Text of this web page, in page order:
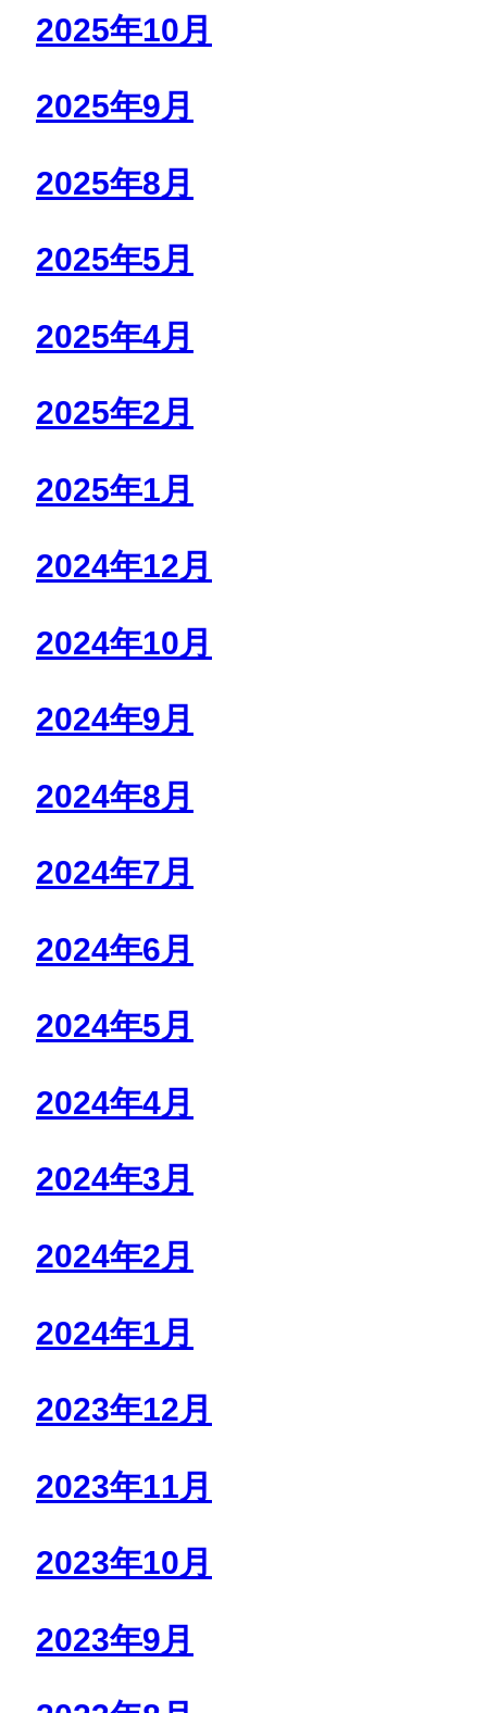
2025年10月
2025年9月
2025年8月
2025年5月
2025年4月
2025年2月
2025年1月
2024年12月
2024年10月
2024年9月
2024年8月
2024年7月
2024年6月
2024年5月
2024年4月
2024年3月
2024年2月
2024年1月
2023年12月
2023年11月
2023年10月
2023年9月